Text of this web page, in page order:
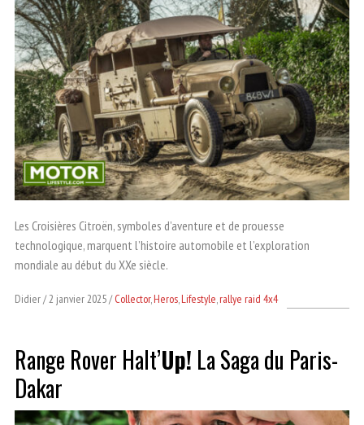
Les Croisières Citroën, symboles d’aventure et de prouesse
technologique, marquent l’histoire automobile et l’exploration
mondiale au début du XXe siècle.
Didier 2 janvier 2025 Collector,Heros,Lifestyle,rallye raid 4x4
Range Rover Halt’Up! La Saga du Paris-
Dakar